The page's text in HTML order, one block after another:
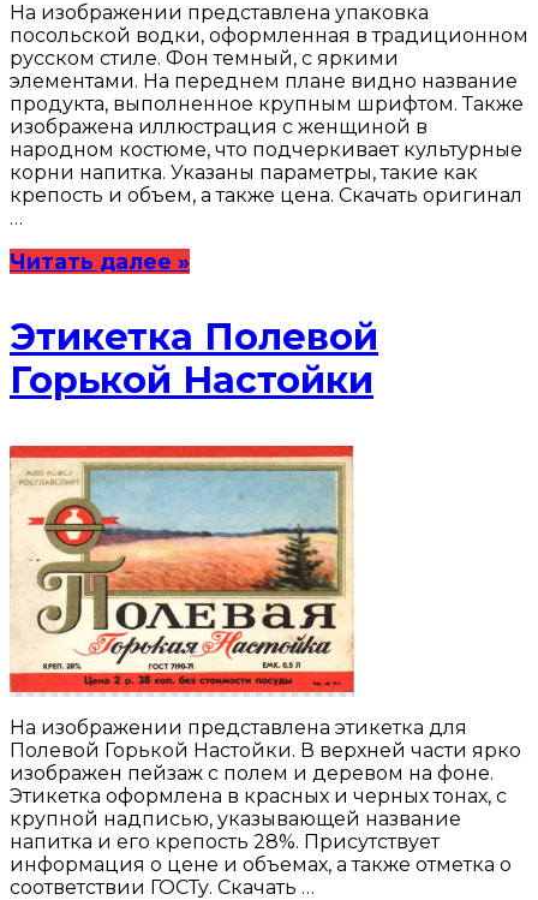
На изображении представлена упаковка
посольской водки, оформленная в традиционном
русском стиле. Фон темный, с яркими
элементами. На переднем плане видно название
продукта, выполненное крупным шрифтом. Также
изображена иллюстрация с женщиной в
народном костюме, что подчеркивает культурные
корни напитка. Указаны параметры, такие как
крепость и объем, а также цена. Скачать оригинал
…
Читать далее »
Этикетка Полевой
Горькой Настойки
На изображении представлена этикетка для
Полевой Горькой Настойки. В верхней части ярко
изображен пейзаж с полем и деревом на фоне.
Этикетка оформлена в красных и черных тонах, с
крупной надписью, указывающей название
напитка и его крепость 28%. Присутствует
информация о цене и объемах, а также отметка о
соответствии ГОСТу. Скачать …